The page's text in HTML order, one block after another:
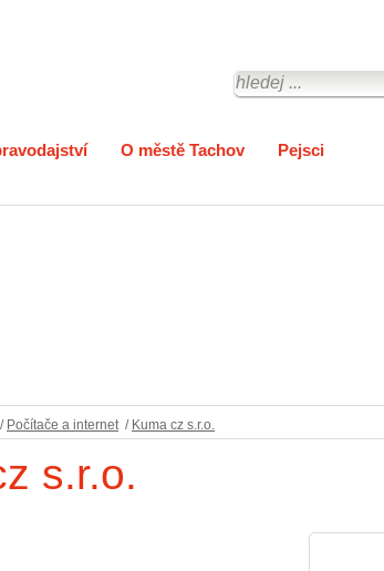
O městě Tachov Pejsci
/ Počítače a internet / Kuma cz s.r.o.
s.r.o.